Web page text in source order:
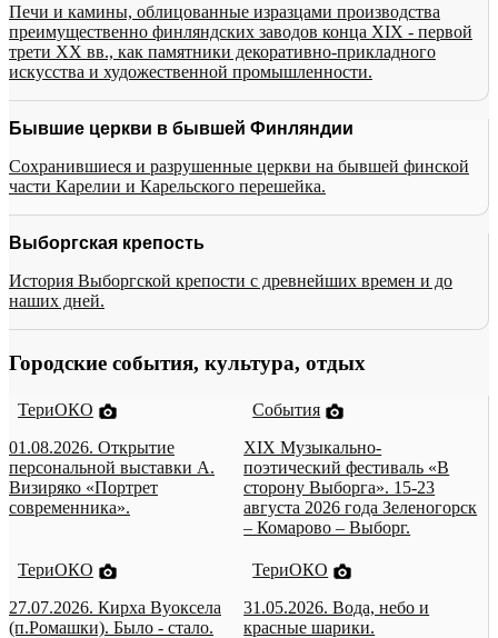
Печи и камины, облицованные изразцами производства
преимущественно финляндских заводов конца XIX - первой
трети XX вв., как памятники декоративно-прикладного
искусства и художественной промышленности.
Бывшие церкви в бывшей Финляндии
Сохранившиеся и разрушенные церкви на бывшей финской
части Карелии и Карельского перешейка.
Выборгская крепость
История Выборгской крепости с древнейших времен и до
наших дней.
Городские события, культура, отдых
ТериОКО
01.08.2026. Открытие
персональной выставки А.
Визиряко «Портрет
современника».
События
XIX Музыкально-
поэтический фестиваль «В
сторону Выборга». 15-23
августа 2026 года Зеленогорск
– Комарово – Выборг.
ТериОКО
27.07.2026. Кирха Вуоксела
(п.Ромашки). Было - стало.
ТериОКО
31.05.2026. Вода, небо и
красные шарики.